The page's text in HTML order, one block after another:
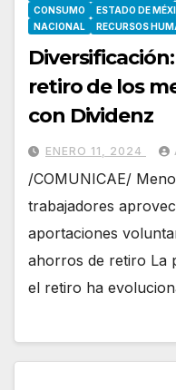
CONSUMO
ESTADO DE
NACIONAL
RECURSOS
retiro de los
con Dividenz
ENERO 11, 2024
/COMUNICAE/
trabajadores
aportaciones
ahorros de retiro La
el retiro ha